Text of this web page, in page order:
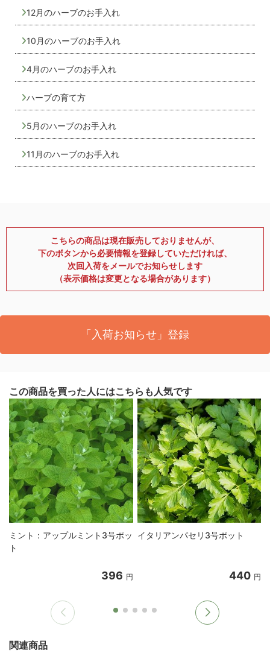
12月のハーブのお手入れ
10月のハーブのお手入れ
4月のハーブのお手入れ
ハーブの育て方
5月のハーブのお手入れ
11月のハーブのお手入れ
こちらの商品は現在販売しておりませんが、
下のボタンから必要情報を登録していただければ、
次回入荷をメールでお知らせします
（表示価格は変更となる場合があります）
「入荷お知らせ」登録
この商品を買った人にはこちらも人気です
ミント：アップルミント3号ポッ
ト
396 円
イタリアンパセリ3号ポット
440 円
関連商品